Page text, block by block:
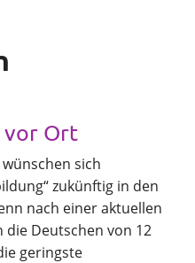
vor Ort
sich
zukünftig in den
nach einer aktuellen
die Deutschen von 12
geringste